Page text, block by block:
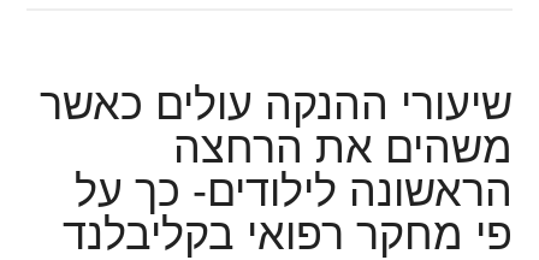
שיעורי ההנקה עולים כאשר
משהים את הרחצה
הראשונה לילודים- כך על
פי מחקר רפואי בקליבלנד